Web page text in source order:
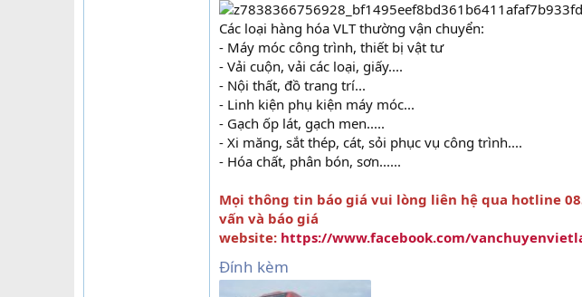
Các loại hàng hóa VLT thường vận chuyển:
- Máy móc công trình, thiết bị vật tư
- Vải cuộn, vải các loại, giấy....
- Nội thất, đồ trang trí...
- Linh kiện phụ kiện máy móc...
- Gạch ốp lát, gạch men.....
- Xi măng, sắt thép, cát, sỏi phục vụ công trình....
- Hóa chất, phân bón, sơn......
Mọi thông tin báo giá vui lòng liên hệ qua hotline
vấn và báo giá
website: https://www.facebook.com/
Đính kèm